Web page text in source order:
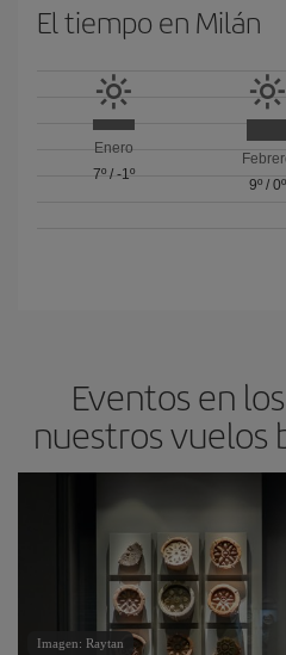
El tiempo en Milán
Enero
7º/ -1º
9º/ 0º
Eventos en
nuestros vuelos
Imagen: Raytan